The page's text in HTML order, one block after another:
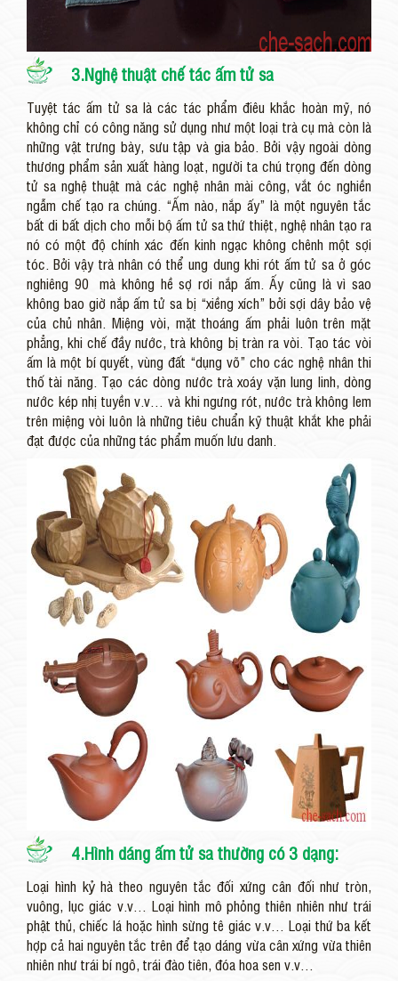
3.Nghệ thuật chế tác ấm tử sa
Tuyệt tác ấm tử sa là các tác phẩm điêu khắc hoàn mỹ, nó
không chỉ có công năng sử dụng như một loại trà cụ mà còn là
những vật trưng bày, sưu tập và gia bảo. Bởi vậy ngoài dòng
thương phẩm sản xuất hàng loạt, người ta chú trọng đến dòng
tử sa nghệ thuật mà các nghệ nhân mài công, vắt óc nghiền
ngẫm chế tạo ra chúng. “Ấm nào, nắp ấy” là một nguyên tắc
bất di bất dịch cho mỗi bộ ấm tử sa thứ thiệt, nghệ nhân tạo ra
nó có một độ chính xác đến kinh ngạc không chênh một sợi
tóc. Bởi vậy trà nhân có thể ung dung khi rót ấm tử sa ở góc
nghiêng 90º mà không hề sợ rơi nắp ấm. Ấy cũng là vì sao
không bao giờ nắp ấm tử sa bị “xiềng xích” bởi sợi dây bảo vệ
của chủ nhân. Miệng vòi, mặt thoáng ấm phải luôn trên mặt
phẳng, khi chế đầy nước, trà không bị tràn ra vòi. Tạo tác vòi
ấm là một bí quyết, vùng đất “dụng võ” cho các nghệ nhân thi
thố tài năng. Tạo các dòng nước trà xoáy vặn lung linh, dòng
nước kép nhị tuyền v.v… và khi ngưng rót, nước trà không lem
trên miệng vòi luôn là những tiêu chuẩn kỹ thuật khắt khe phải
đạt được của những tác phẩm muốn lưu danh.
4.Hình dáng ấm tử sa thường có 3 dạng:
Loại hình kỷ hà theo nguyên tắc đối xứng cân đối như tròn,
vuông, lục giác v.v… Loại hình mô phỏng thiên nhiên như trái
phật thủ, chiếc lá hoặc hình sừng tê giác v.v… Loại thứ ba kết
hợp cả hai nguyên tắc trên để tạo dáng vừa cân xứng vừa thiên
nhiên như trái bí ngô, trái đào tiên, đóa hoa sen v.v…